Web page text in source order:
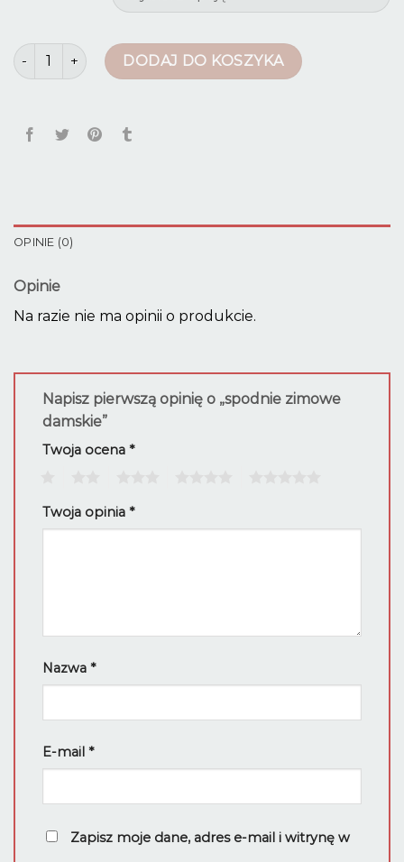
ilość spodnie zimowe damskie
DODAJ DO KOSZYKA
OPINIE (0)
Opinie
Na razie nie ma opinii o produkcie.
Napisz pierwszą opinię o „spodnie zimowe
damskie”
Twoja ocena *
Twoja opinia *
Nazwa *
E-mail *
Zapisz moje dane, adres e-mail i witrynę w